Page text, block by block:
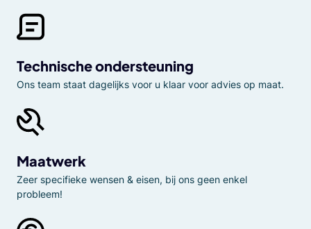
Technische ondersteuning
Ons team staat dagelijks voor u klaar voor advies op maat.
Maatwerk
Zeer specifieke wensen & eisen, bij ons geen enkel
probleem!